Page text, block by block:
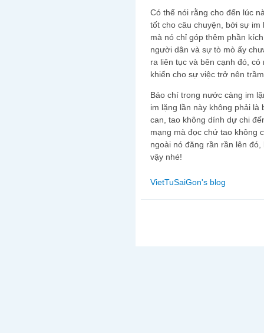
Có thể nói rằng cho đến lúc
tốt cho câu chuyện, bởi sự
mà nó chỉ góp thêm phần
người dân và sự tò mò ấy
ra liên tục và bên cạnh đó,
khiến cho sự việc trở nên
Báo chí trong nước càng im
im lặng lần này không phải là
can, tao không dính dự chi
mạng mà đọc chứ tao không
ngoài nó đăng rần rần lên
vậy nhé!
VietTuSaiGon's blog